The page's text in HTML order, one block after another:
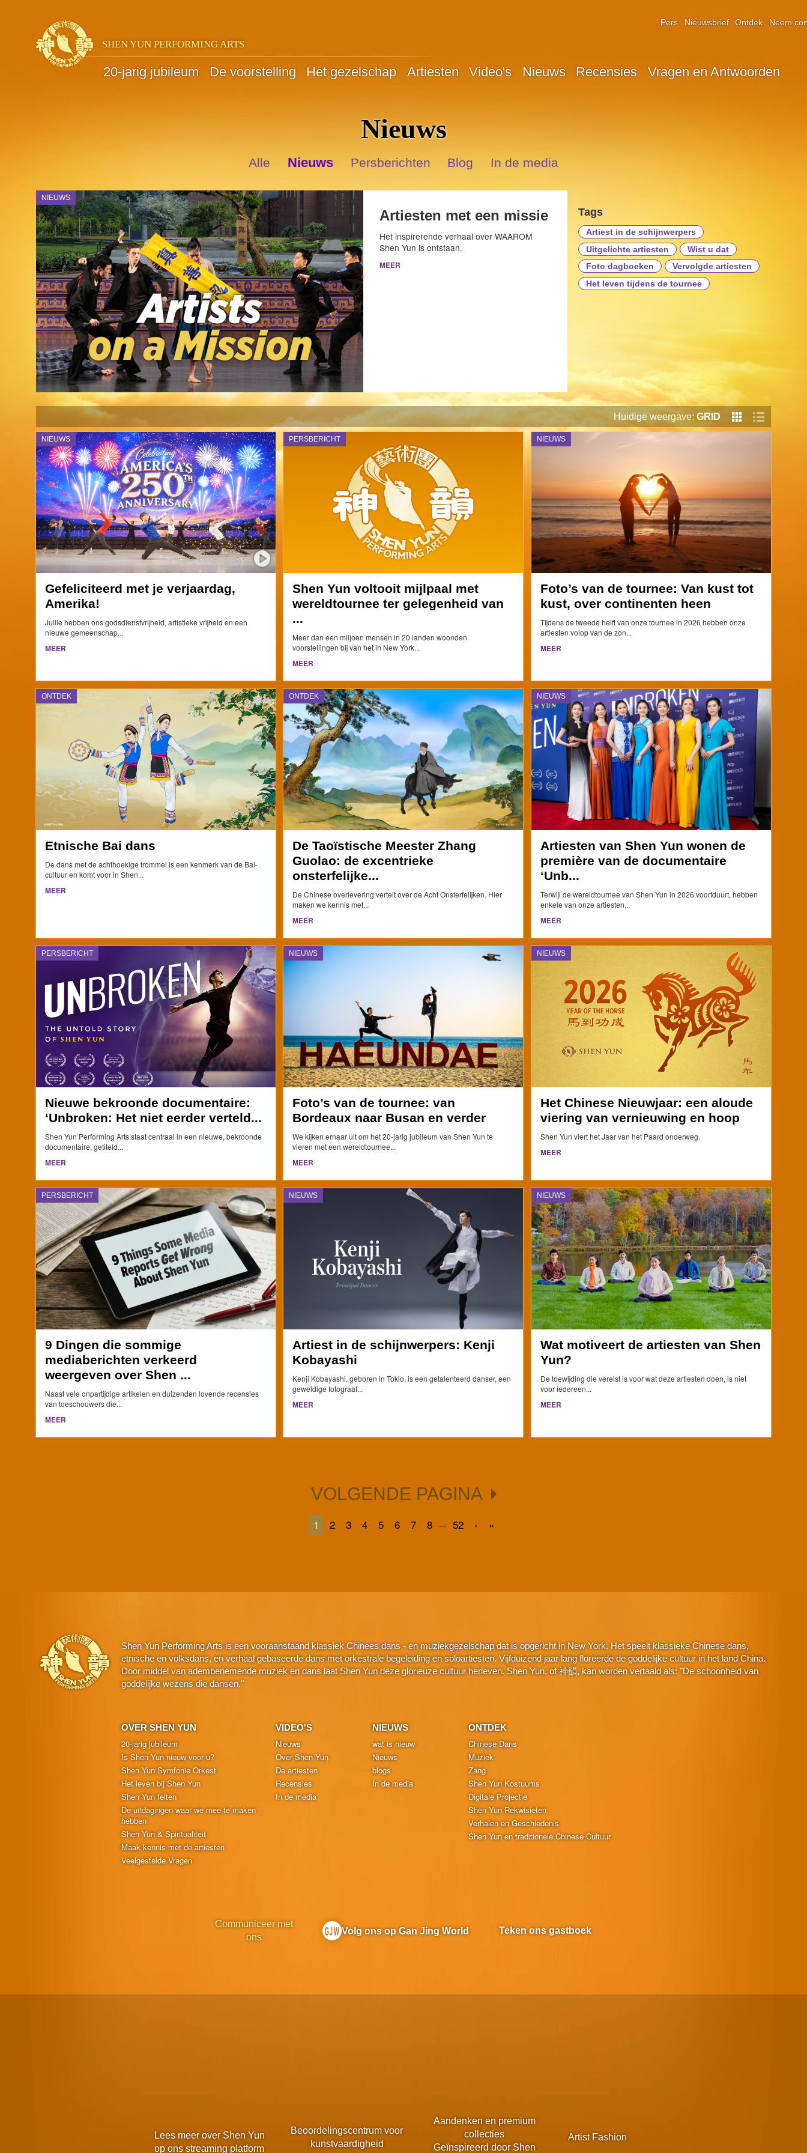
SHEN YUN PERFORMING ARTS
20-jarig jubileum De voorstelling Het gezelschap Artiesten Video's Nieuws Recensies Vragen en Antwoorden
Pers Nieuwsbrief Ontdek Neem
Nieuws
Alle Nieuws Persberichten Blog In de media
NIEUWS
Artiesten met een missie
Het inspirerende verhaal over WAAROM
Shen Yun is ontstaan.
MEER
Tags
Artiest in de schijnwerpers
Uitgelichte artiesten
Wist u dat
Foto dagboeken
Vervolgde artiesten
Het leven tijdens de tournee
Huidige weergave: GRID
NIEUWS
Gefeliciteerd met je verjaardag,
Amerika!
Jullie hebben ons godsdienstvrijheid, artistieke vrijheid en een
nieuwe gemeenschap...
MEER
PERSBERICHT
Shen Yun voltooit mijlpaal met
wereldtournee ter gelegenheid van
...
Meer dan een miljoen mensen in 20 landen woonden
voorstellingen bij van het in New York...
MEER
NIEUWS
Foto’s van de tournee: Van kust tot
kust, over continenten heen
Tijdens de tweede helft van onze tournee in 2026 hebben onze
artiesten volop van de zon...
MEER
ONTDEK
Etnische Bai dans
De dans met de achthoekige trommel is een kenmerk van de Bai-
cultuur en komt voor in Shen...
MEER
ONTDEK
De Taoïstische Meester Zhang
Guolao: de excentrieke
onsterfelijke...
De Chinese overlevering vertelt over de Acht Onsterfelijken. Hier
maken we kennis met...
MEER
NIEUWS
Artiesten van Shen Yun wonen de
première van de documentaire
‘Unb...
Terwijl de wereldtournee van Shen Yun in 2026 voortduurt, hebben
enkele van onze artiesten...
MEER
PERSBERICHT
Nieuwe bekroonde documentaire:
‘Unbroken: Het niet eerder verteld...
Shen Yun Performing Arts staat centraal in een nieuwe, bekroonde
documentaire, getiteld...
MEER
NIEUWS
Foto’s van de tournee: van
Bordeaux naar Busan en verder
We kijken ernaar uit om het 20-jarig jubileum van Shen Yun te
vieren met een wereldtournee...
MEER
NIEUWS
Het Chinese Nieuwjaar: een aloude
viering van vernieuwing en hoop
Shen Yun viert het Jaar van het Paard onderweg.
MEER
PERSBERICHT
9 Dingen die sommige
mediaberichten verkeerd
weergeven over Shen ...
Naast vele onpartijdige artikelen en duizenden lovende recensies
van toeschouwers die...
MEER
NIEUWS
Artiest in de schijnwerpers: Kenji
Kobayashi
Kenji Kobayashi, geboren in Tokio, is een getalenteerd danser, een
geweldige fotograaf...
MEER
NIEUWS
Wat motiveert de artiesten van Shen
Yun?
De toewijding die vereist is voor wat deze artiesten doen, is niet
voor iedereen...
MEER
VOLGENDE PAGINA
1 2 3 4 5 6 7 8 ... 52 › »
Shen Yun Performing Arts is een vooraanstaand klassiek Chinees dans - en muziekgezelschap dat is opgericht in New York. Het speelt klassieke Chinese dans,
etnische en volksdans, en verhaal gebaseerde dans met orkestrale begeleiding en soloartiesten. Vijfduizend jaar lang floreerde de goddelijke cultuur in het land China.
Door middel van adembenemende muziek en dans laat Shen Yun deze glorieuze cultuur herleven. Shen Yun, of 神韻, kan worden vertaald als: "De schoonheid van
goddelijke wezens die dansen."
OVER SHEN YUN
20-jarig jubileum
Is Shen Yun nieuw voor u?
Shen Yun Symfonie Orkest
Het leven bij Shen Yun
Shen Yun feiten
De uitdagingen waar we mee te maken
hebben
Shen Yun & Spiritualiteit
Maak kennis met de artiesten
Veelgestelde Vragen
VIDEO'S
Nieuws
Over Shen Yun
De artiesten
Recensies
In de media
NIEUWS
wat is nieuw
Nieuws
blogs
In de media
ONTDEK
Chinese Dans
Muziek
Zang
Shen Yun Kostuums
Digitale Projectie
Shen Yun Rekwisieten
Verhalen en Geschiedenis
Shen Yun en traditionele Chinese Cultuur
Communiceer met
ons
Volg ons op Gan Jing World Teken ons gastboek
Lees meer over Shen Yun
op ons streaming platform
Beoordelingscentrum voor
kunstvaardigheid
Aandenken en premium
collecties
Geïnspireerd door Shen
Artist Fashion